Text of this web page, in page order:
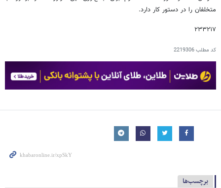
متخلفان را در دستور کار دارد.
۲۳۳۲۱۷
کد مطلب2219306
برچسب‌ها